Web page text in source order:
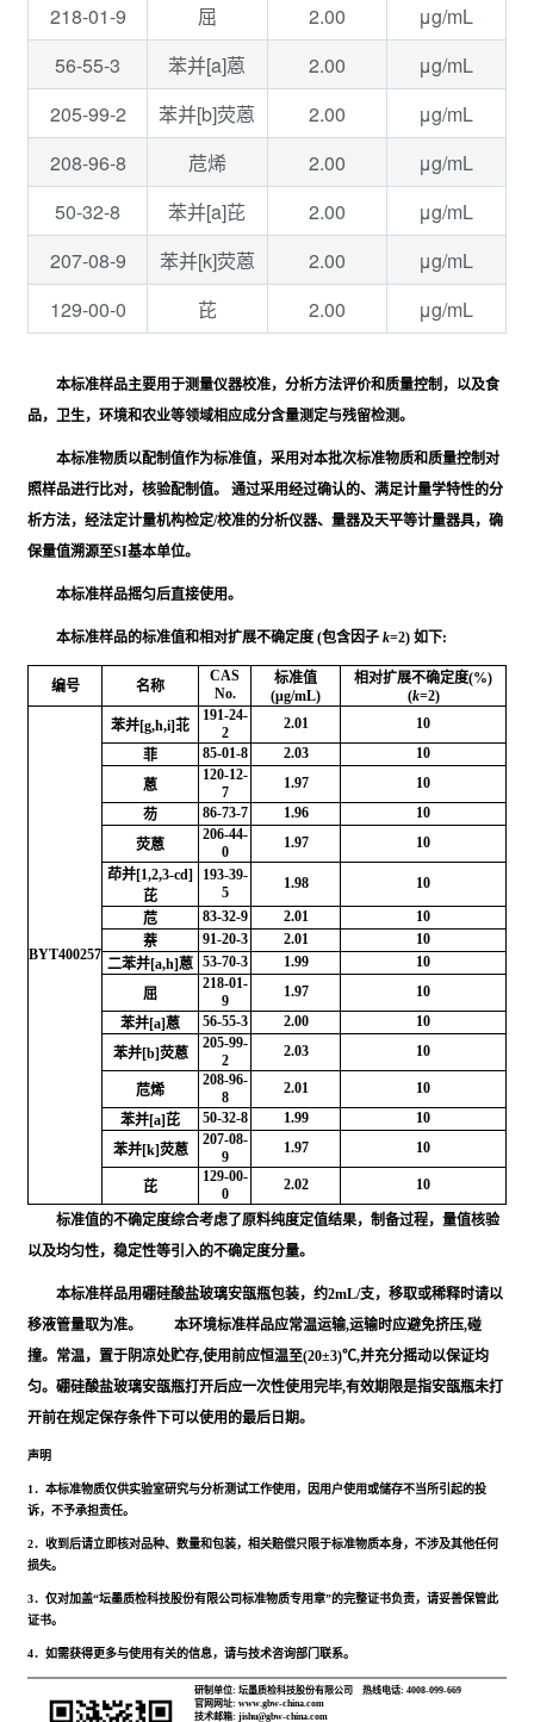
218-01-9 屈 2.00
μg/mL
56-55-3
苯并[a]蒽 2.00
μg/mL
205-99-2
苯并[b]荧蒽 2.00
μg/mL
208-96-8
苊烯 2.00
μg/mL
50-32-8
苯并[a]芘 2.00
μg/mL
207-08-9
苯并[k]荧蒽 2.00
μg/mL
129-00-0
芘 2.00 μg/mL
本标准样品主要用于测量仪器校准，分析方法评价和质量控制，以及食
品，卫生，环境和农业等领域相应成分含量测定与残留检测。
本标准物质以配制值作为标准值，采用对本批次标准物质和质量控制对
照样品进行比对，核验配制值。 通过采用经过确认的、满足计量学特性的分
析方法，经法定计量机构检定/校准的分析仪器、量器及天平等计量器具，确
保量值溯源至SI基本单位。
本标准样品摇匀后直接使用。
本标准样品的标准值和相对扩展不确定度 (包含因子 k=2) 如下:
编号 名称
CAS
No.
标准值
(μg/mL)
相对扩展不确定度(%)
(k=2)
BYT400257
苯并[g,h,i]苝
191-24-
2
2.01
10
菲
85-01-8 2.03
10
蒽
120-12-
7
1.97
10
芴
86-73-7 1.96
10
荧蒽
206-44-
0
1.97
10
茚并[1,2,3-cd]
芘
193-39-
5
1.98 10
苊 83-32-9 2.01
10
萘
91-20-3 2.01
10
二苯并[a,h]蒽 53-70-3 1.99
10
屈
218-01-
9
1.97
10
苯并[a]蒽
56-55-3 2.00
10
苯并[b]荧蒽
205-99-
2
2.03 10
苊烯
208-96-
8
2.01
10
苯并[a]芘
50-32-8 1.99
10
苯并[k]荧蒽
207-08-
9
1.97 10
芘
129-00-
0
2.02 10
标准值的不确定度综合考虑了原料纯度定值结果，制备过程，量值核验
以及均匀性，稳定性等引入的不确定度分量。
本标准样品用硼硅酸盐玻璃安瓿瓶包装，约2mL/支，移取或稀释时请以
移液管量取为准。 本环境标准样品应常温运输,运输时应避免挤压,碰
撞。常温，置于阴凉处贮存,使用前应恒温至(20±3)℃,并充分摇动以保证均
匀。硼硅酸盐玻璃安瓿瓶打开后应一次性使用完毕,有效期限是指安瓿瓶未打
开前在规定保存条件下可以使用的最后日期。
声明
1．本标准物质仅供实验室研究与分析测试工作使用，因用户使用或储存不当所引起的投
诉，不予承担责任。
2．收到后请立即核对品种、数量和包装，相关赔偿只限于标准物质本身，不涉及其他任何
损失。
3．仅对加盖“坛墨质检科技股份有限公司标准物质专用章”的完整证书负责，请妥善保管此
证书。
4．如需获得更多与使用有关的信息，请与技术咨询部门联系。
研制单位: 坛墨质检科技股份有限公司
热线电话: 4008-099-669
官网网址: www.gbw-china.com
技术邮箱: jishu@gbw-china.com